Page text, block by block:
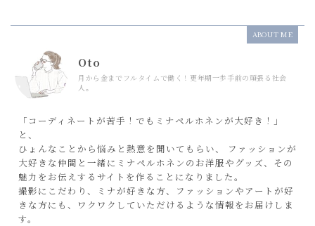
ABOUT ME
Oto
月から金までフルタイムで働く！更年期一歩手前の頑張る社会
人。
「コーディネートが苦手！でもミナペルホネンが大好き！」
と、
ひょんなことから悩みと熱意を聞いてもらい、 ファッションが
大好きな仲間と一緒にミナペルホネンのお洋服やグッズ、その
魅力をお伝えするサイトを作ることになりました。
撮影にこだわり、ミナが好きな方、ファッションやアートが好
きな方にも、ワクワクしていただけるような情報をお届けしま
す。